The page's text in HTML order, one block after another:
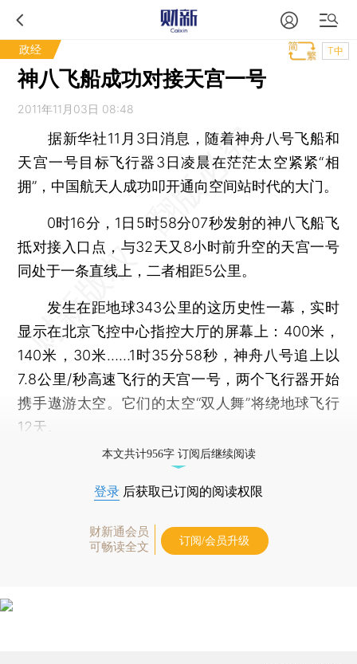
政经 T中
神八飞船成功对接天宫一号
2011年11月03日 08:48
据新华社11月3日消息，随着神舟八号飞船和
天宫一号目标飞行器3日凌晨在茫茫太空紧紧“相
拥”，中国航天人成功叩开通向空间站时代的大门。
0时16分，1日5时58分07秒发射的神八飞船飞
抵对接入口点，与32天又8小时前升空的天宫一号
同处于一条直线上，二者相距5公里。
发生在距地球343公里的这历史性一幕，实时
显示在北京飞控中心指控大厅的屏幕上：400米，
140米，30米……1时35分58秒，神舟八号追上以
7.8公里/秒高速飞行的天宫一号，两个飞行器开始
携手遨游太空。它们的太空“双人舞”将绕地球飞行
12天。
本文共计956字 订阅后继续阅读
登录 后获取已订阅的阅读权限
财新通会员
可畅读全文
订阅/会员升级